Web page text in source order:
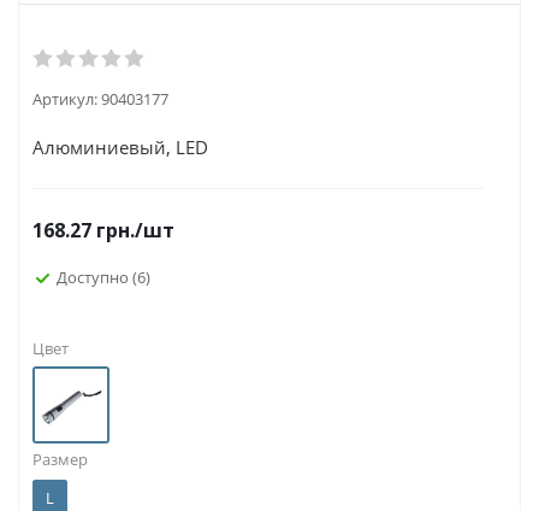
Артикул:90403177
Алюминиевый, LED
168.27 грн./шт
Доступно (6)
Цвет
Размер
L